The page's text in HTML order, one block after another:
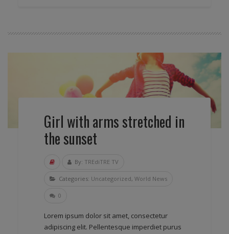
Girl with arms stretched in
the sunset
By: TREdiTRE TV
Categories: Uncategorized, World News
0
Lorem ipsum dolor sit amet, consectetur
adipiscing elit. Pellentesque imperdiet purus